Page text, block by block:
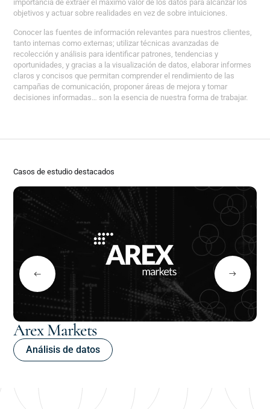
importancia de extraer el máximo valor de los datos para alcanzar los
objetivos y actuar sobre realidades en vez de sobre intuiciones.
Conocer las fuentes de información relevantes para nuestros clientes,
tanto internas como externas; utilizar técnicas avanzadas de
recolección y análisis para identificar patrones, tendencias y
oportunidades, y gracias a la visualización de datos, elaborar informes
claros y concisos que permitan comprender el rendimiento de las
campañas de comunicación, proponer áreas de mejora y tomar
decisiones informadas… son la esencia de nuestra forma de trabajar.
Casos de estudio destacados
Arex Markets
Análisis de datos